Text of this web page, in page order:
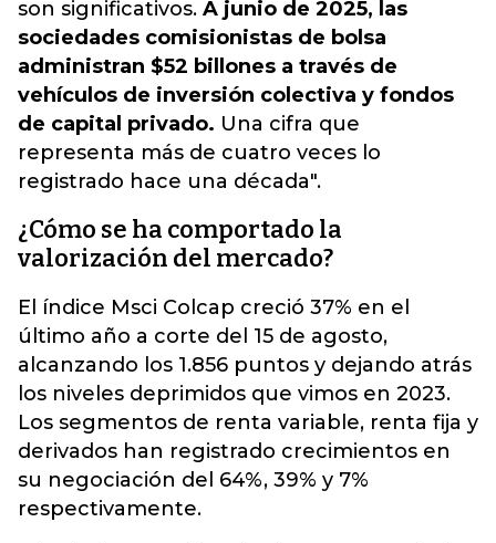
son significativos. A junio de 2025, las
sociedades comisionistas de bolsa
administran $52 billones a través de
vehículos de inversión colectiva y fondos
de capital privado. Una cifra que
representa más de cuatro veces lo
registrado hace una década".
¿Cómo se ha comportado la
valorización del mercado?
El índice Msci Colcap creció 37% en el
último año a corte del 15 de agosto,
alcanzando los 1.856 puntos y dejando atrás
los niveles deprimidos que vimos en 2023.
Los segmentos de renta variable, renta fija y
derivados han registrado crecimientos en
su negociación del 64%, 39% y 7%
respectivamente.